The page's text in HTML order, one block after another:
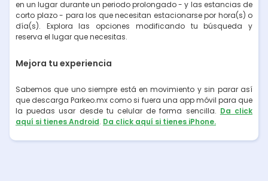
en un lugar durante un periodo prolongado - y las estancias de
corto plazo - para los que necesitan estacionarse por hora(s) o
día(s). Explora las opciones modificando tu búsqueda y
reserva el lugar que necesitas.
Mejora tu experiencia
Sabemos que uno siempre está en movimiento y sin parar así
que descarga Parkeo.mx como si fuera una app móvil para que
la puedas usar desde tu celular de forma sencilla. Da click
aquí si tienes Android. Da click aquí si tienes iPhone.